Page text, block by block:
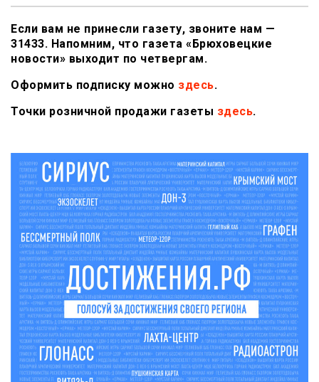
Если вам не принесли газету, звоните нам —
31433. Напомним, что газета «Брюховецкие
новости» выходит по четвергам.
Оформить подписку можно здесь.
Точки розничной продажи газеты здесь.